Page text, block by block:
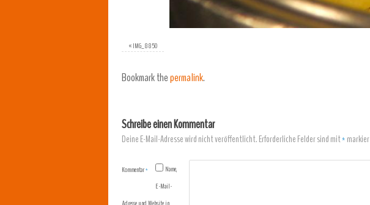
«IMG_8850
Bookmark thepermalink.
Schreibe einen Kommentar
Deine E-Mail-Adresse wird nicht veröffentlicht.Erforderliche Felder sind mit*
Kommentar*
Name,
E-Mail-